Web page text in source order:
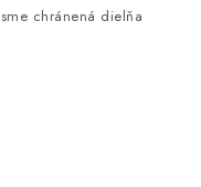
sme chránená dielňa